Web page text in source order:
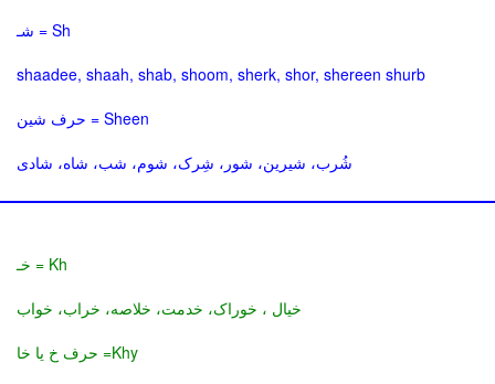
Sh = شـ
shaadee, shaah, shab, shoom, sherk, shor, shereen shurb
Sheen = حرف شین
شُرب، شیرین، شور، شِرک، شوم، شب، شاه، شادی
Kh = خـ
خیال ، خوراک، خدمت، خلاصه، خراب، خواب
Khy= حرف خ یا خا